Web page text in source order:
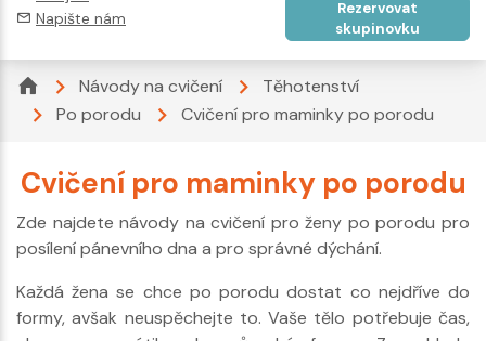
Napište nám
Rezervovat
skupinovku
Návody na cvičení
Těhotenství
Po porodu
Cvičení pro maminky po porodu
Cvičení pro maminky po porodu
Zde najdete návody na cvičení pro ženy po porodu pro
posílení pánevního dna a pro správné dýchání.
Každá žena se chce po porodu dostat co nejdříve do
formy, avšak neuspěchejte to. Vaše tělo potřebuje čas,